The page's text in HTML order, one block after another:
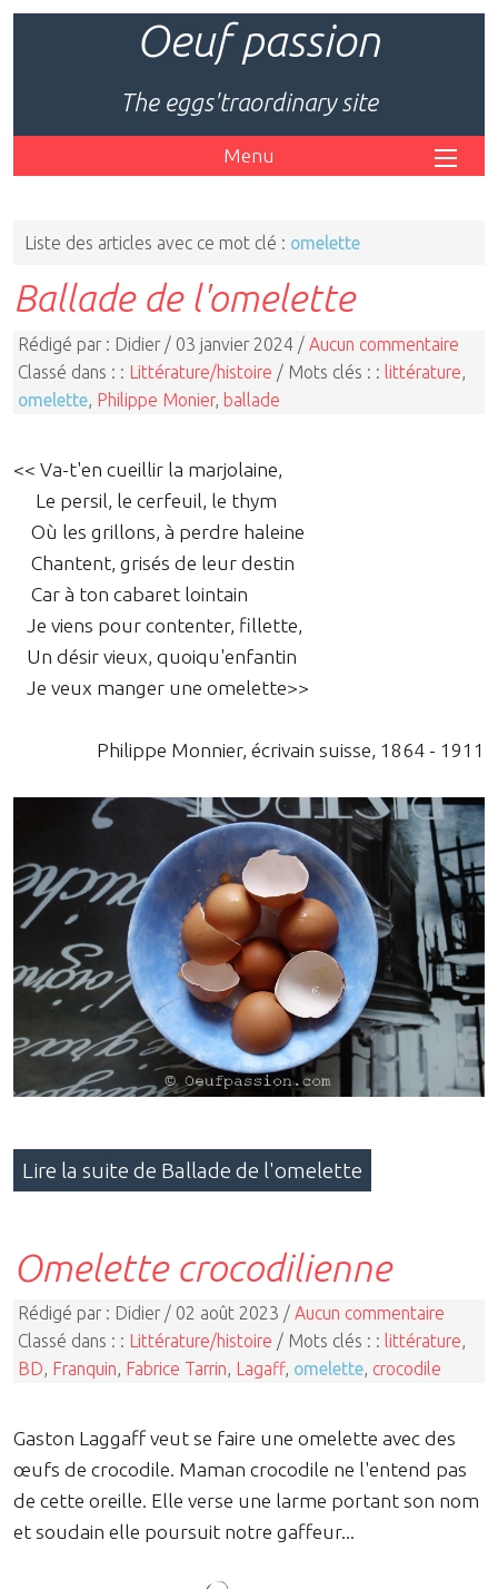
Oeuf passion
The eggs'traordinary site
Menu
Liste des articles avec ce mot clé : omelette
Ballade de l'omelette
Rédigé par : Didier / 03 janvier 2024 / Aucun commentaire
Classé dans : : Littérature/histoire / Mots clés : : littérature
omelette Philippe Monier, ballade
<< Va-t'en cueillir la marjolaine,
Le persil, le cerfeuil, le thym
Où les grillons, à perdre haleine
Chantent, grisés de leur destin
Car à ton cabaret lointain
Je viens pour contenter, fillette,
Un désir vieux, quoiqu'enfantin
Je veux manger une omelette>>
Philippe Monnier, écrivain suisse, 1864 - 1911
Lire la suite de Ballade de l'omelette
Omelette crocodilienne
Rédigé par : Didier / 02 août 2023 / Aucun commentaire
Classé dans : :
Littérature/histoire / Mots clés : : littérature,
BD, Franquin, Fabrice Tarrin, Lagaff, omelette, crocodile
Gaston Laggaff veut se faire une omelette avec des
œufs de crocodile. Maman crocodile ne l'entend pas
de cette oreille. Elle verse une larme portant son nom
et soudain elle poursuit notre gaffeur...